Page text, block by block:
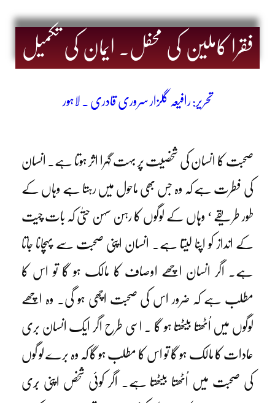
فقرا کاملین کی محفل۔ ایمان کی تکمیل
تحریر: رافیعہ گلزار سروری قادری ۔ لاہور
صحبت کا انسان کی شخصیت پر بہت گہرا اثر ہوتا ہے۔ انسان
کی فطرت ہے کہ وہ جس بھی ماحول میں رہتا ہے وہاں کے
طور طریقے ‘ وہاں کے لوگوں کا رہن سہن حتیٰ کہ بات چیت
کے انداز کو اپنا لیتا ہے۔ انسان اپنی صحبت سے پہچانا جاتا
ہے۔ اگر انسان اچھے اوصاف کا مالک ہو گا تو اس کا
مطلب ہے کہ ضرور اس کی صحبت اچھی ہو گی۔ وہ اچھے
لوگوں میں اُٹھتا بیٹھتا ہو گا ۔ اسی طرح اگر ایک انسان بری
عادات کا مالک ہو گا تو اس کا مطلب ہو گا کہ وہ برے لو گوں
کی صحبت میں اُٹھتا بیٹھتا ہے۔ اگر کوئی شخص اپنی بُری